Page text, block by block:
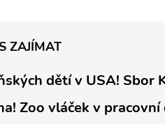
ZAJÍMAT
dětí v USA!
Zoo vláček v